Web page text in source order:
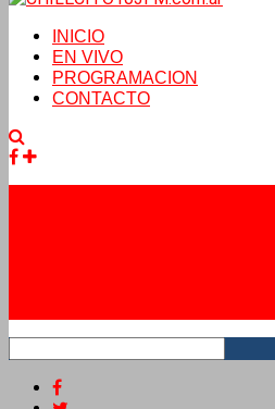
INICIO
EN VIVO
PROGRAMACION
CONTACTO